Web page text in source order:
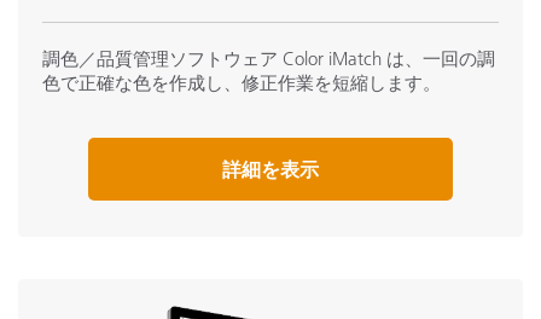
調色／品質管理ソフトウェア Color iMatch は、一回の調
色で正確な色を作成し、修正作業を短縮します。
詳細を表示